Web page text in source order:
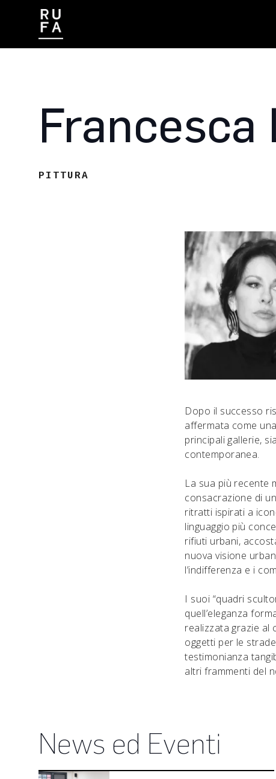
CONTATTI
Francesca
PITTURA
Dopo il successo
affermata come
principali gallerie,
contemporanea.
La sua più recente
consacrazione di
ritratti ispirati a
linguaggio più
rifiuti urbani,
nuova visione
l’indifferenza e i
I suoi “quadri
quell’eleganza
realizzata grazie al
oggetti per le
testimonianza
altri frammenti del
News ed Eventi